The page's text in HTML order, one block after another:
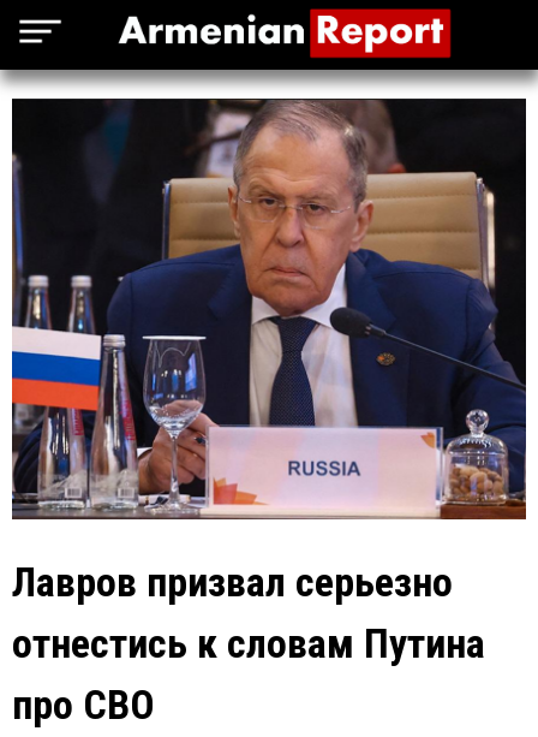
Лавров призвал серьезно
отнестись к словам Путина
про СВО